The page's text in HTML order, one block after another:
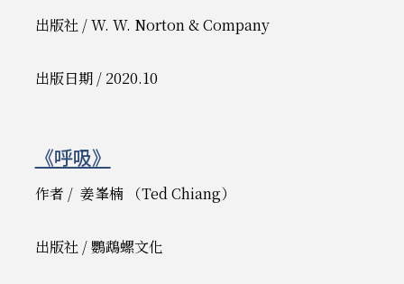
出版社 / W. W. Norton & Company
出版日期 / 2020.10
《呼吸》
作者 / 姜峯楠 （Ted Chiang）
出版社 / 鸚鵡螺文化